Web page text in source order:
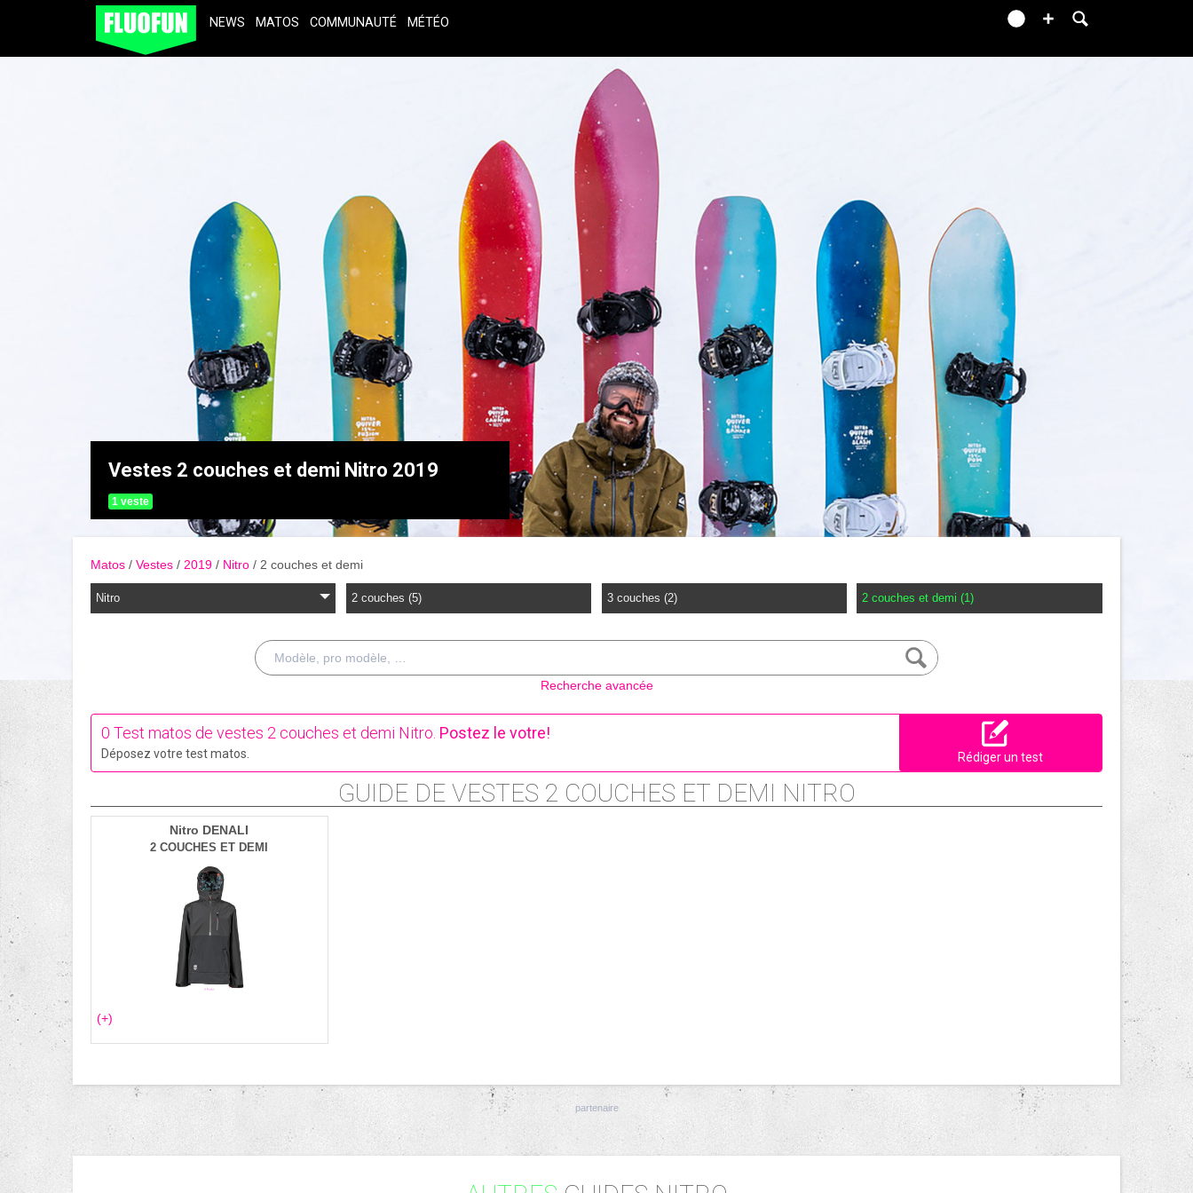
NEWS MATOS COMMUNAUTÉ MÉTÉO
Vestes 2 couches et demi Nitro 2019
1 veste
Matos Vestes 2019 Nitro 2 couches et demi
Nitro 2 couches (5) 3 couches (2) 2 couches et demi (1)
Recherche avancée
0 Test matos de vestes 2 couches et demi Nitro. Postez le votre!
Déposez votre test matos. Rédiger un test
GUIDE DE VESTES 2 COUCHES ET DEMI NITRO
Nitro DENALI
2 COUCHES ET DEMI
(+)